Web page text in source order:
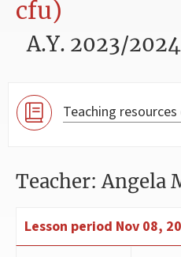
cfu)
A.Y. 2023/2024
Teaching
Teacher: Angela
Lesson period Nov 08,